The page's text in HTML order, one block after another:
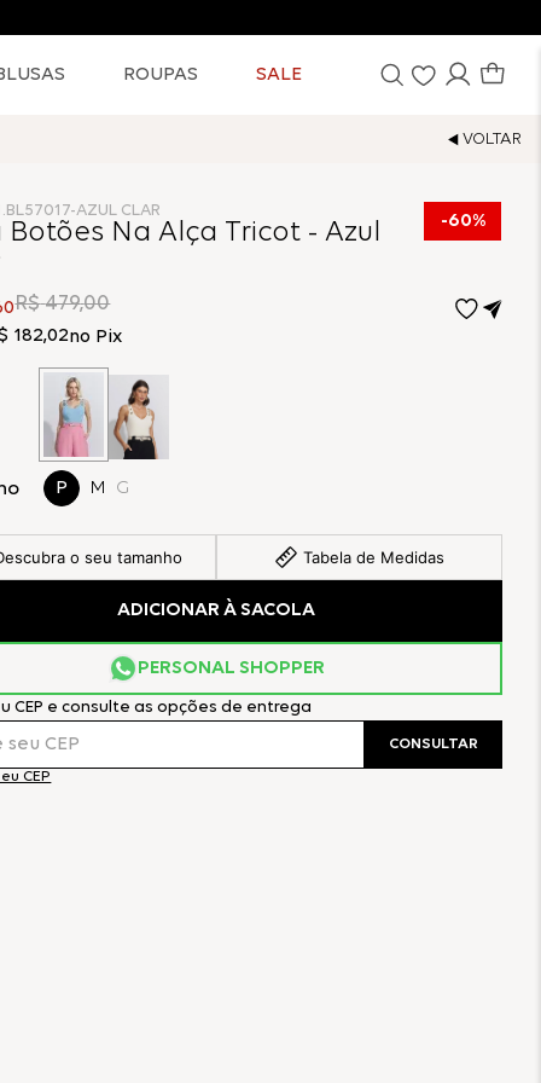
ROUPAS SALE
60%
AZUL CLAR
Botões Na Alça Tricot - Azul
R$ 479,00
182,02no Pix
P M G
o seu tamanho Tabela de Medidas
ADICIONAR À SACOLA
PERSONAL SHOPPER
CEP e consulte as opções de entrega
CEP
CONSULTAR